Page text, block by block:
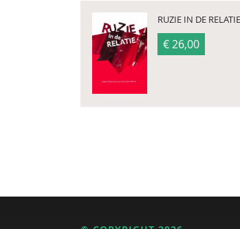
RUZIE IN DE RELATIE
€ 26,00